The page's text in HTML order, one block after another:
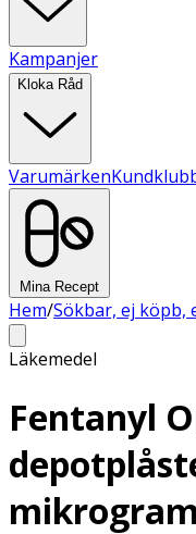
Kampanjer
Kloka Råd
Varumärken
Mina Recept
Hem/Sökbar, ej köpb,
Läkemedel
Fentanyl